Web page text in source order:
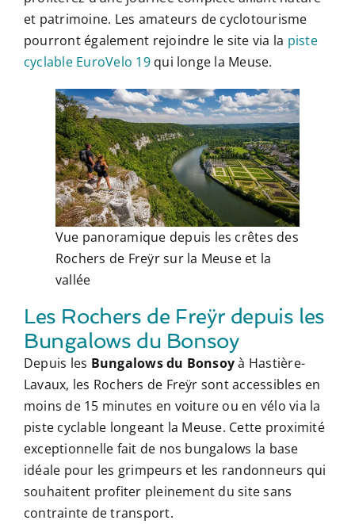
et patrimoine. Les amateurs de cyclotourisme
pourront également rejoindre le site via la piste
cyclable EuroVelo 19qui longe la Meuse.
Vue panoramique depuis les crêtes des
Rochers de Freÿr sur la Meuse et la
vallée
Les Rochers de Freÿr depuis les
Bungalows du Bonsoy
Depuis les Bungalows du Bonsoyà Hastière-
Lavaux, les Rochers de Freÿr sont accessibles en
moins de 15 minutes en voiture ou en vélo via la
piste cyclable longeant la Meuse. Cette proximité
exceptionnelle fait de nos bungalows la base
idéale pour les grimpeurs et les randonneurs qui
souhaitent profiter pleinement du site sans
contrainte de transport.